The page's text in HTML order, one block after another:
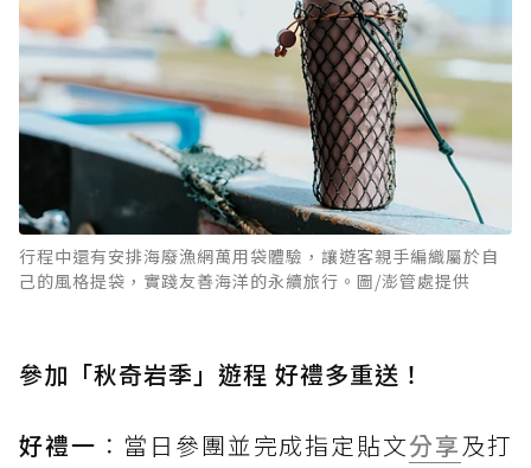
行程中還有安排海廢漁網萬用袋體驗，讓遊客親手編織屬於自
己的風格提袋，實踐友善海洋的永續旅行。圖/澎管處提供
參加「秋奇岩季」遊程 好禮多重送！
好禮一 ：當日參團並完成指定貼文分享及打